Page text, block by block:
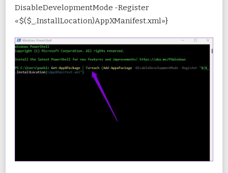
DisableDevelopmentMode -Register
«$($_.InstallLocation)AppXManifest.xml»}